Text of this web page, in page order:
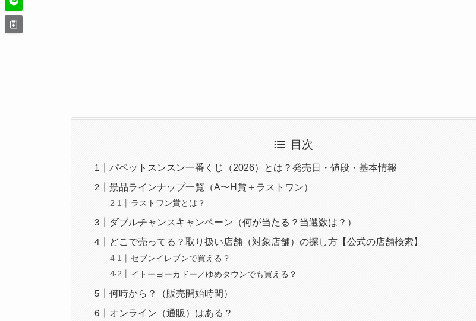
目次
パペットスンスン一番くじ（2026）とは？発売日・値段・基本情報
景品ラインナップ一覧（A〜H賞＋ラストワン）
ラストワン賞とは？
ダブルチャンスキャンペーン（何が当たる？当選数は？）
どこで売ってる？取り扱い店舗（対象店舗）の探し方【公式の店舗検索】
セブンイレブンで買える？
イトーヨーカドー／ゆめタウンでも買える？
何時から？（販売開始時間）
オンライン（通販）はある？